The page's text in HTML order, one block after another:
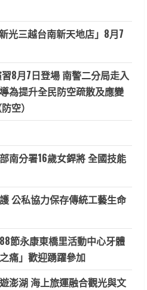
光三越台南新天地店」8月7
8月7日登場 南警二分局走入
為提升全民防空疏散及應變
空）
南分署16歲女銲將 全國技能
公私協力保存傳統工藝生命
節永康東橋里活動中心牙體
痛」歡迎踴躍參加
澎湖 海上旅運融合觀光與文